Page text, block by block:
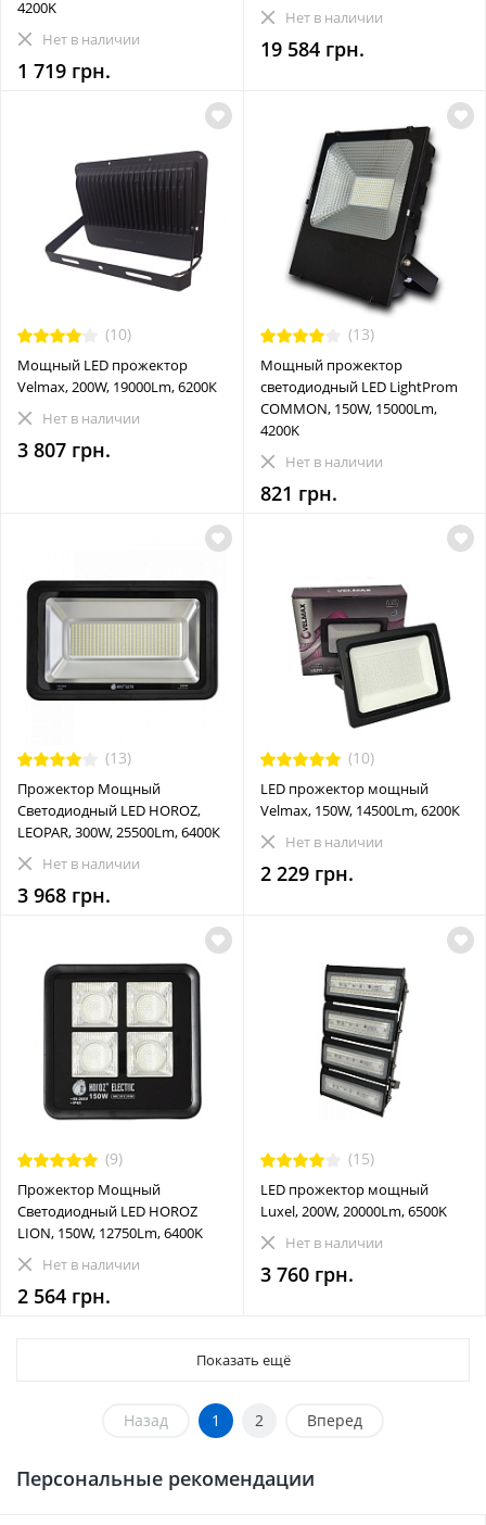
4200K
Нет в наличии
1 719 грн.
Нет в наличии
19 584 грн.
(10)
Мощный LED прожектор
Velmax, 200W, 19000Lm, 6200К
Нет в наличии
3 807 грн.
(13)
Мощный прожектор
светодиодный LED LightProm
COMMON, 150W, 15000Lm,
4200K
Нет в наличии
821 грн.
(13)
Прожектор Мощный
Светодиодный LED HOROZ,
LEOPAR, 300W, 25500Lm, 6400К
Нет в наличии
3 968 грн.
(10)
LED прожектор мощный
Velmax, 150W, 14500Lm, 6200К
Нет в наличии
2 229 грн.
(9)
Прожектор Мощный
Светодиодный LED HOROZ
LION, 150W, 12750Lm, 6400K
Нет в наличии
2 564 грн.
(15)
LED прожектор мощный
Luxel, 200W, 20000Lm, 6500K
Нет в наличии
3 760 грн.
Показать ещё
Назад 1 2 Вперед
Персональные рекомендации